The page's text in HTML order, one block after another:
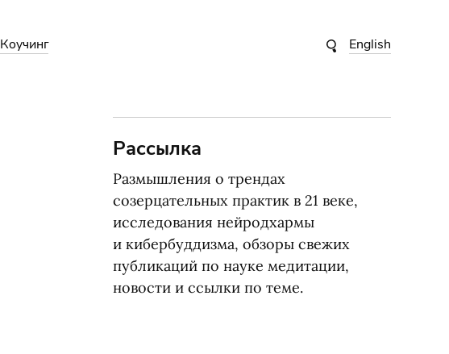
English
Коучинг
Рассылка
Размышления о трендах
созерцательных практик в 21 веке,
исследования нейродхармы
и кибербуддизма, обзоры свежих
публикаций по науке медитации,
новости и ссылки по теме.